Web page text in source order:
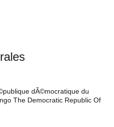
dÃ©mocratique du
The Democratic Republic Of